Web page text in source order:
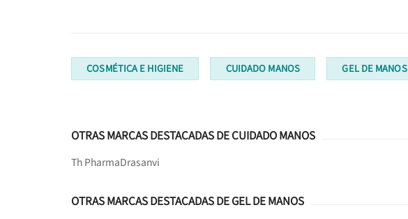
COSMÉTICA E HIGIENE CUIDADO MANOS GEL DE MANOS
OTRAS MARCAS DESTACADAS DE CUIDADO MANOS
Th PharmaDrasanvi
OTRAS MARCAS DESTACADAS DE GEL DE MANOS